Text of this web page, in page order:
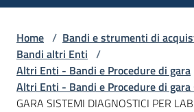
telematici
L'Agenzia
Home / Bandi e strumenti di
Bandi altri Enti /
Altri Enti - Bandi e Procedure di gara
Altri Enti - Bandi e Procedure di gara
GARA SISTEMI DIAGNOSTICI PER